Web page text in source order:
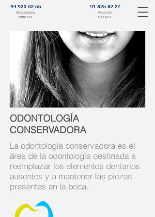
94 923 02 56
Guadalajara
19006296
91 825 82 27
Alcorcón
CS21233
ODONTOLOGÍA
CONSERVADORA
La odontología conservadora es el
área de la odontología destinada a
reemplazar los elementos dentarios
ausentes y a mantener las piezas
presentes en la boca.